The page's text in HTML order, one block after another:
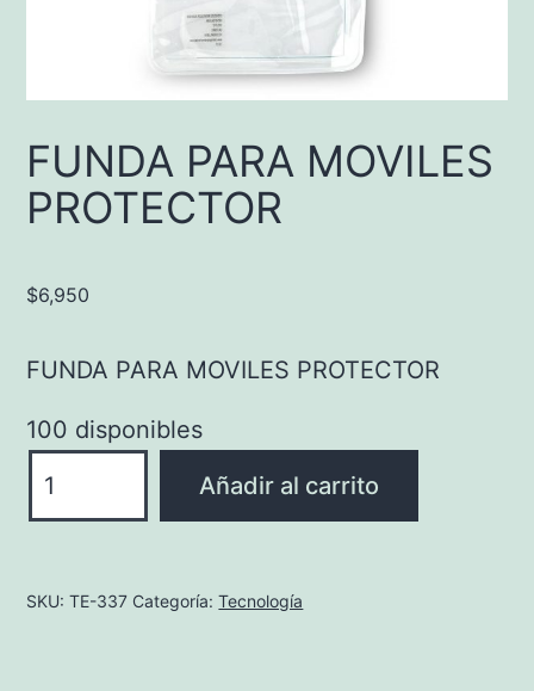
FUNDA PARA MOVILES
PROTECTOR
$6,950
FUNDA PARA MOVILES PROTECTOR
100 disponibles
PARA
cantidad
Añadir al carrito
SKU:TE-337 Categoría:Tecnología